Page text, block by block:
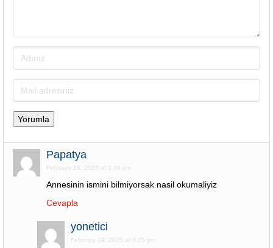
Papatya
February 19, 2025 at 3:49 pm
Annesinin ismini bilmiyorsak nasil okumaliyiz
Cevapla
yonetici
February 19, 2025 at 6:45 pm